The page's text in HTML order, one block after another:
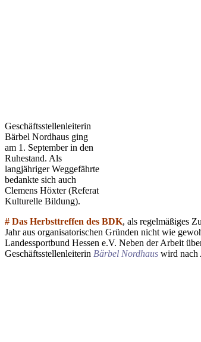
Geschäftsstellenleiterin
Bärbel Nordhaus ging
am 1. September in den
Ruhestand. Als
langjähriger Weggefährte
bedankte sich auch
Clemens Höxter (Referat
Kulturelle Bildung).
# Das Herbsttreffen des BDK, als regelmäßiges
Jahr aus organisatorischen Gründen nicht wie
Landessportbund Hessen e.V. Neben der Arbeit
Geschäftsstellenleiterin Bärbel Nordhaus wird nach